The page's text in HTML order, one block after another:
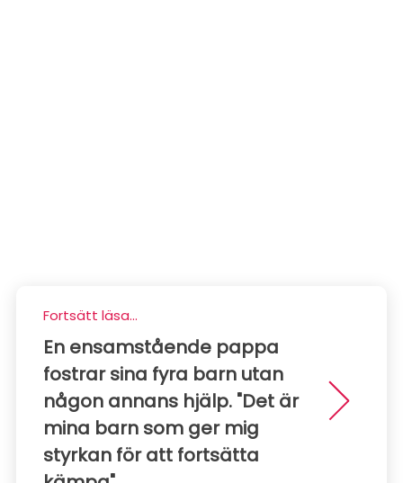
Fortsätt läsa...
En ensamstående pappa
fostrar sina fyra barn utan
någon annans hjälp. "Det är
mina barn som ger mig
styrkan för att fortsätta